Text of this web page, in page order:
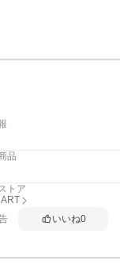
品
トア
いいね0